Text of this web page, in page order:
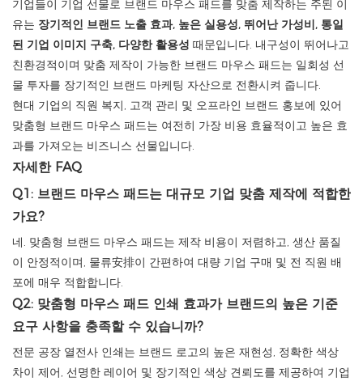
기업들이 기업 선물로 브랜드 마우스 패드를 맞춤 제작하는 주된 이
유는 장기적인 브랜드 노출 효과, 높은 실용성, 뛰어난 가성비, 통일
된 기업 이미지 구축, 다양한 활용성 때문입니다. 내구성이 뛰어나고
친환경적이며 맞춤 제작이 가능한 브랜드 마우스 패드는 일회성 선
물 투자를 장기적인 브랜드 마케팅 자산으로 전환시켜 줍니다.
현대 기업의 직원 복지, 고객 관리 및 오프라인 브랜드 홍보에 있어
맞춤형 브랜드 마우스 패드는 여전히 가장 비용 효율적이고 높은 효
과를 가져오는 비즈니스 선물입니다.
자세한 FAQ
Q1: 브랜드 마우스 패드는 대규모 기업 맞춤 제작에 적합한
가요?
네. 맞춤형 브랜드 마우스 패드는 제작 비용이 저렴하고, 생산 품질
이 안정적이며, 물류安排이 간편하여 대량 기업 구매 및 전 직원 배
포에 매우 적합합니다.
Q2: 맞춤형 마우스 패드 인쇄 효과가 브랜드의 높은 기준
요구 사항을 충족할 수 있습니까?
전문 공장 열전사 인쇄는 브랜드 로고의 높은 재현성, 정확한 색상
차이 제어, 선명한 레이어 및 장기적인 색상 견뢰도를 제공하여 기업